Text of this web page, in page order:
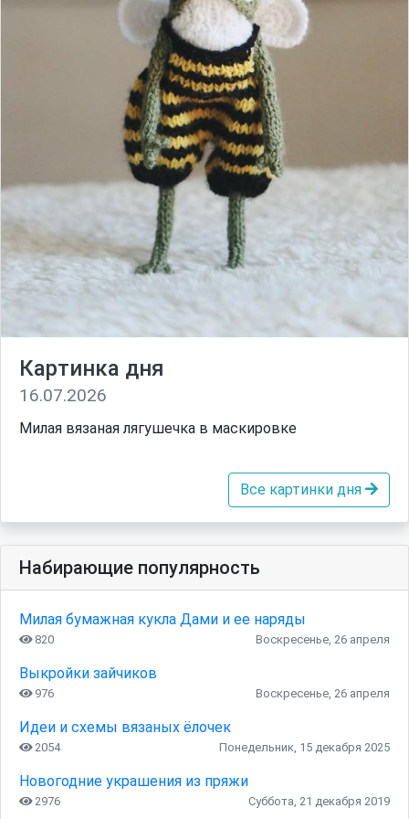
Картинка дня
16.07.2026
Милая вязаная лягушечка в маскировке
Все картинки дня
Набирающие популярность
Милая бумажная кукла Дами и ее наряды
820 Воскресенье, 26 апреля
Выкройки зайчиков
976 Воскресенье, 26 апреля
Идеи и схемы вязаных ёлочек
2054 Понедельник, 15 декабря 2025
Новогодние украшения из пряжи
2976 Суббота, 21 декабря 2019